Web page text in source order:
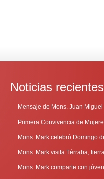
Noticias recientes